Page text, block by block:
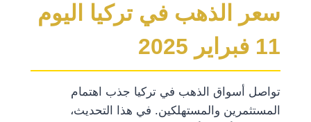
سعر الذهب في تركيا اليوم
11 فبراير 2025
تواصل أسواق الذهب في تركيا جذب اهتمام
المستثمرين والمستهلكين. في هذا التحديث،